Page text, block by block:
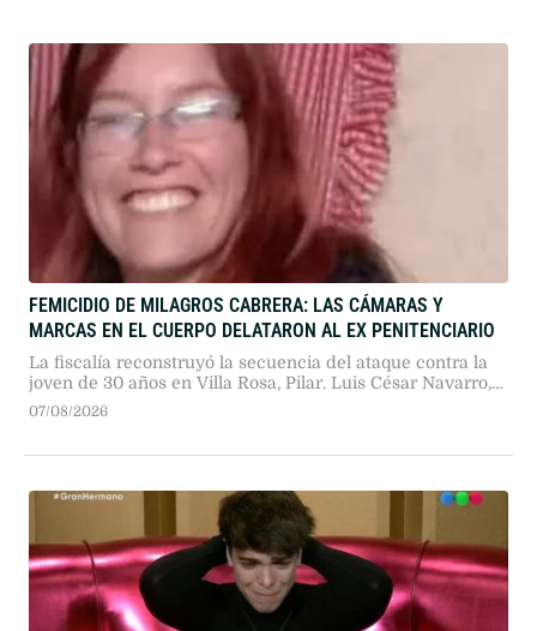
FEMICIDIO DE MILAGROS CABRERA: LAS CÁMARAS Y
MARCAS EN EL CUERPO DELATARON AL EX PENITENCIARIO
La fiscalía reconstruyó la secuencia del ataque contra la
joven de 30 años en Villa Rosa, Pilar. Luis César Navarro,
un ex agente del Servicio Penitenciario con baja
07/08/2026